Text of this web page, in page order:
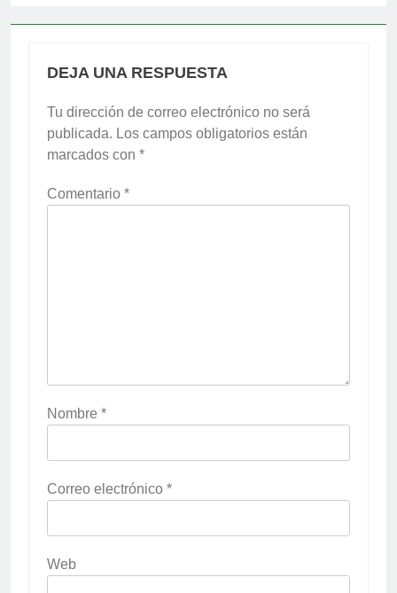
DEJA UNA RESPUESTA
Tu dirección de correo electrónico no será
publicada. Los campos obligatorios están
marcados con *
Comentario *
Nombre *
Correo electrónico *
Web